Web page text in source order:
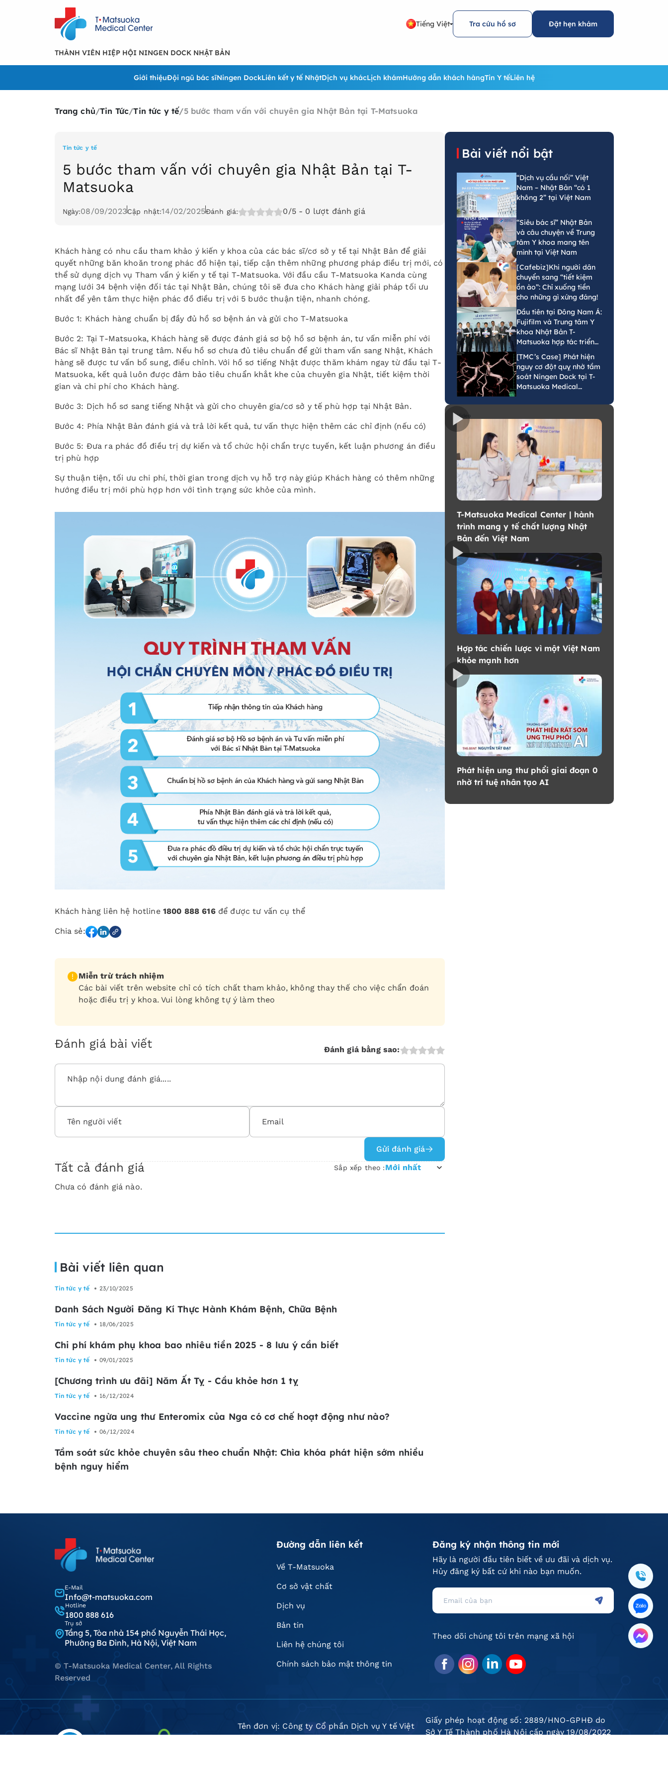
Tiếng Việt Tra cứu hồ sơ Đặt hẹn khám
THÀNH VIÊN HIỆP HỘI NINGEN DOCK NHẬT BẢN
Giới thiệuĐội ngũ bác sĩNingen DockLiên kết y tế NhậtDịch vụ khácLịch khámHướng dẫn khách hàngTin Y tếLiên hệ
Trang chủ/Tin Tức/Tin tức y tế/5 bước tham vấn với chuyên gia Nhật Bản tại T-Matsuoka
Tin tức y tế
5 bước tham vấn với chuyên gia Nhật Bản tại T-
Matsuoka
Ngày:08/09/2023Cập nhật:14/02/2025Đánh giá: 0/5 - 0 lượt đánh giá
Khách hàng có nhu cầu tham khảo ý kiến y khoa của các bác sĩ/cơ sở y tế tại Nhật Bản để giải
quyết những băn khoăn trong phác đồ hiện tại, tiếp cận thêm những phương pháp điều trị mới, có
thể sử dụng dịch vụ Tham vấn ý kiến y tế tại T-Matsuoka. Với đầu cầu T-Matsuoka Kanda cùng
mạng lưới 34 bệnh viện đối tác tại Nhật Bản, chúng tôi sẽ đưa cho Khách hàng giải pháp tối ưu
nhất để yên tâm thực hiện phác đồ điều trị với 5 bước thuận tiện, nhanh chóng.
Bước 1: Khách hàng chuẩn bị đầy đủ hồ sơ bệnh án và gửi cho T-Matsuoka
Bước 2: Tại T-Matsuoka, Khách hàng sẽ được đánh giá sơ bộ hồ sơ bệnh án, tư vấn miễn phí với
Bác sĩ Nhật Bản tại trung tâm. Nếu hồ sơ chưa đủ tiêu chuẩn để gửi tham vấn sang Nhật, Khách
hàng sẽ được tư vấn bổ sung, điều chỉnh. Với hồ sơ tiếng Nhật được thăm khám ngay từ đầu tại T-
Matsuoka, kết quả luôn được đảm bảo tiêu chuẩn khắt khe của chuyên gia Nhật, tiết kiệm thời
gian và chi phí cho Khách hàng.
Bước 3: Dịch hồ sơ sang tiếng Nhật và gửi cho chuyên gia/cơ sở y tế phù hợp tại Nhật Bản.
Bước 4: Phía Nhật Bản đánh giá và trả lời kết quả, tư vấn thực hiện thêm các chỉ định (nếu có)
Bước 5: Đưa ra phác đồ điều trị dự kiến và tổ chức hội chẩn trực tuyến, kết luận phương án điều
trị phù hợp
Sự thuận tiện, tối ưu chi phí, thời gian trong dịch vụ hỗ trợ này giúp Khách hàng có thêm những
hướng điều trị mới phù hợp hơn với tình trạng sức khỏe của mình.
Khách hàng liên hệ hotline 1800 888 616để được tư vấn cụ thể
Chia sẻ:
Miễn trừ trách nhiệm
Các bài viết trên website chỉ có tích chất tham khảo, không thay thế cho việc chẩn đoán
hoặc điều trị y khoa. Vui lòng không tự ý làm theo
Đánh giá bài viết Đánh giá bằng sao:
Gửi đánh giá
Tất cả đánh giá Sắp xếp theo :Mới nhất
Chưa có đánh giá nào.
Bài viết liên quan
Tin tức y tế 23/10/2025
Danh Sách Người Đăng Kí Thực Hành Khám Bệnh, Chữa Bệnh
Tin tức y tế 18/06/2025
Chi phí khám phụ khoa bao nhiêu tiền 2025 - 8 lưu ý cần biết
Tin tức y tế 09/01/2025
[Chương trình ưu đãi] Năm Ất Tỵ - Cầu khỏe hơn 1 tỵ
Tin tức y tế 16/12/2024
Vaccine ngừa ung thư Enteromix của Nga có cơ chế hoạt động như nào?
Tin tức y tế 06/12/2024
Tầm soát sức khỏe chuyên sâu theo chuẩn Nhật: Chìa khóa phát hiện sớm nhiều
bệnh nguy hiểm
Bài viết nổi bật
“Dịch vụ cầu nối” Việt
Nam – Nhật Bản “có 1
không 2” tại Việt Nam
“Siêu bác sĩ” Nhật Bản
và câu chuyện về Trung
tâm Y khoa mang tên
mình tại Việt Nam
[Cafebiz]Khi người dân
chuyển sang “tiết kiệm
ồn ào”: Chỉ xuống tiền
cho những gì xứng đáng!
Đầu tiên tại Đông Nam Á:
Fujifilm và Trung tâm Y
khoa Nhật Bản T-
Matsuoka hợp tác triển
khai mô hình tầm soát
phát hiện sớm ung thư
bằng AI tại Việt Nam
[TMC’s Case] Phát hiện
nguy cơ đột quỵ nhờ tầm
soát Ningen Dock tại T-
Matsuoka Medical
Center
Video
T-Matsuoka Medical Center | hành
trình mang y tế chất lượng Nhật
Bản đến Việt Nam
Hợp tác chiến lược vì một Việt Nam
khỏe mạnh hơn
Phát hiện ung thư phổi giai đoạn 0
nhờ trí tuệ nhân tạo AI
E-Mail
Info@t-matsuoka.com
Hotline
1800 888 616
Trụ sở
Tầng 5, Tòa nhà 154 phố Nguyễn Thái Học,
Phường Ba Đình, Hà Nội, Việt Nam
© T-Matsuoka Medical Center, All Rights
Reserved
Đường dẫn liên kết
Về T-Matsuoka
Cơ sở vật chất
Dịch vụ
Bản tin
Liên hệ chúng tôi
Chính sách bảo mật thông tin
Đăng ký nhận thông tin mới
Hãy là người đầu tiên biết về ưu đãi và dịch vụ.
Hủy đăng ký bất cứ khi nào bạn muốn.
Theo dõi chúng tôi trên mạng xã hội
Tên đơn vị: Công ty Cổ phần Dịch vụ Y tế Việt
Nhật - Chi nhánh Hà Nội
Giấy phép hoạt động số: 2889/HNO-GPHĐ do
Sở Y Tế Thành phố Hà Nội cấp ngày 19/08/2022